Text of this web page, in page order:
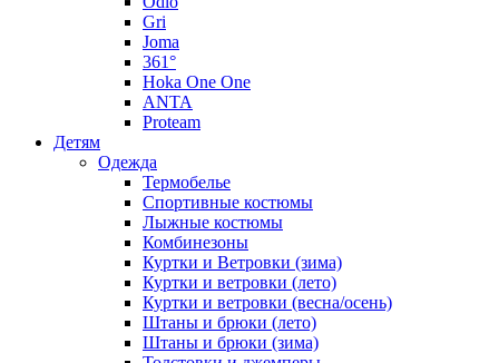
Gri
Joma
361°
Hoka One One
ANTA
Proteam
Детям
Одежда
Термобелье
Спортивные костюмы
Лыжные костюмы
Комбинезоны
Куртки и Ветровки (зима)
Куртки и ветровки (лето)
Куртки и ветровки (весна/осень)
Штаны и брюки (лето)
Штаны и брюки (зима)